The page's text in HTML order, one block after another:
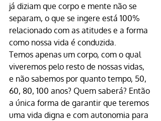
já diziam que corpo e mente não se
separam, o que se ingere está 100%
relacionado com as atitudes e a forma
como nossa vida é conduzida.
Temos apenas um corpo, com o qual
viveremos pelo resto de nossas vidas,
e não sabemos por quanto tempo, 50,
60, 80, 100 anos? Quem saberá? Então
a única forma de garantir que teremos
uma vida digna e com autonomia para